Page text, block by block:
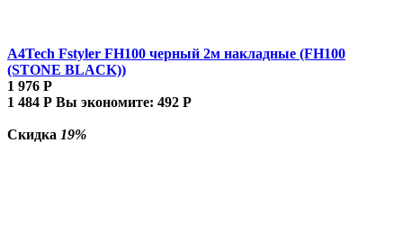
A4Tech Fstyler FH100 черный 2м накладные (FH100
(STONE BLACK))
1 976 Р
1 484 Р Вы экономите: 492 Р
Скидка 19%